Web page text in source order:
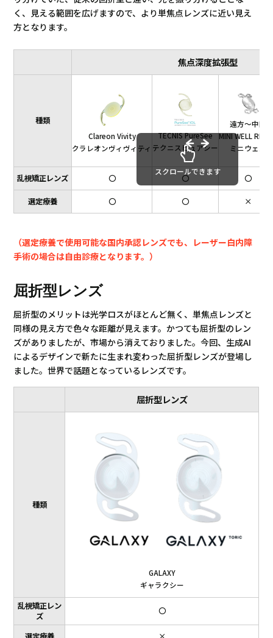
く、見える範囲を広げますので、より単焦点レンズに近い見え
方となります。
焦点深度拡張型
種類
Clareon Vivity
クラレオンヴィヴィティ
TECNIS PureSee
テクニスピュアシー
遠方～中間
MINI WELL
ミニウェル
乱視矯正レンズ 〇 〇 〇
選定療養 〇 〇 ×
スクロールできます
（選定療養で使用可能な国内承認レンズでも、レーザー白内障
手術の場合は自由診療となります。）
屈折型レンズ
屈折型のメリットは光学ロスがほとんど無く、単焦点レンズと
同様の見え方で色々な距離が見えます。かつても屈折型のレン
ズがありましたが、市場から消えておりました。今回、生成AI
によるデザインで新たに生まれ変わった屈折型レンズが登場し
ました。世界で話題となっているレンズです。
屈折型レンズ
種類
GALAXY
ギャラクシー
乱視矯正レン
ズ
〇